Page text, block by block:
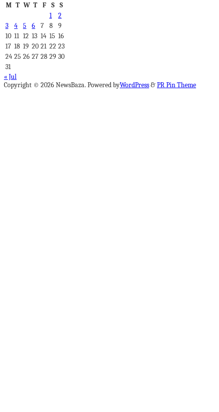
M T W T F S
S
1
2
3
4 5 6 7 8
9
10 11 12 13 14 15 16
17 18 19 20 21 22 23
24 25 26 27 28 29 30
31
« Jul
Copyright © 2026 NewsBaza. Powered byWordPress&PR Pin Theme